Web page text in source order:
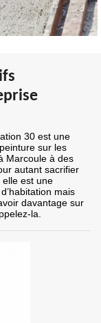
30 est une
sur les
Marcoule à des
autant sacrifier
elle est une
mais
davantage sur
la.